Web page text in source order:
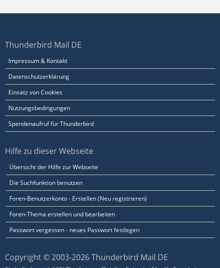
Thunderbird Mail DE
Impressum & Kontakt
Datenschutzerklärung
Einsatz von Cookies
Nutzungsbedingungen
Spendenaufruf für Thunderbird
Hilfe zu dieser Webseite
Übersicht der Hilfe zur Webseite
Die Suchfunktion benutzen
Foren-Benutzerkonto - Erstellen (Neu registrieren)
Foren-Thema erstellen und bearbeiten
Passwort vergessen - neues Passwort festlegen
Copyright © 2003-2026 Thunderbird Mail DE